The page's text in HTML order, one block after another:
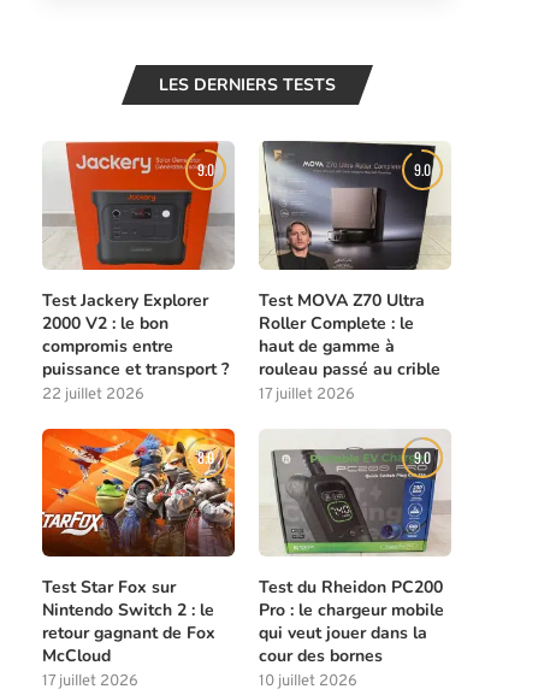
LES DERNIERS TESTS
9.0
Test Jackery Explorer
2000 V2 : le bon
compromis entre
puissance et transport ?
22 juillet 2026
9.0
Test MOVA Z70 Ultra
Roller Complete : le
haut de gamme à
rouleau passé au crible
17 juillet 2026
8.0
Test Star Fox sur
Nintendo Switch 2 : le
retour gagnant de Fox
McCloud
17 juillet 2026
9.0
Test du Rheidon PC200
Pro : le chargeur mobile
qui veut jouer dans la
cour des bornes
10 juillet 2026